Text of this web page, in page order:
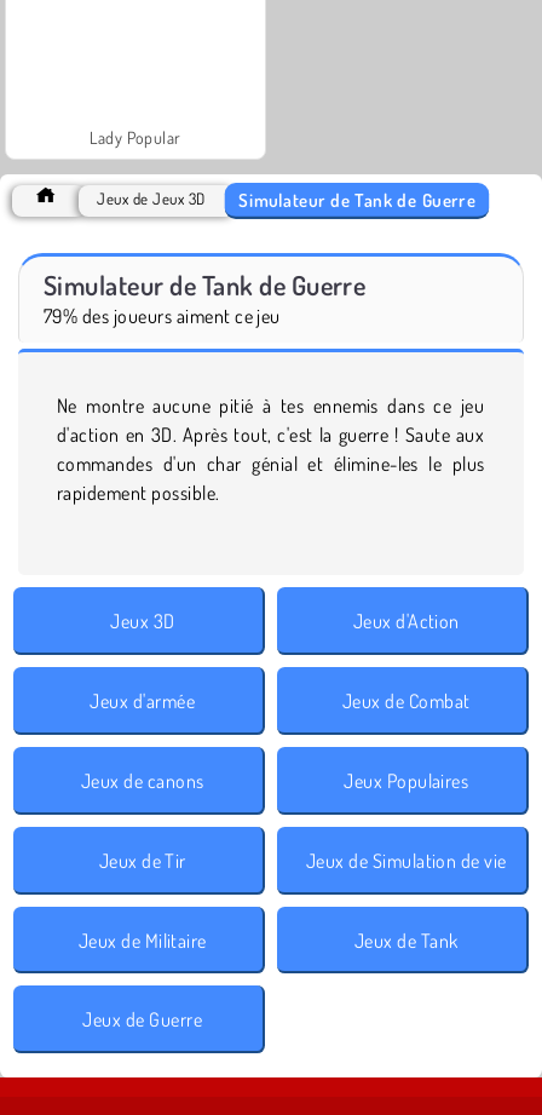
Lady Popular
Jeux de Jeux 3D Simulateur de Tank de Guerre
Simulateur de Tank de Guerre
79% des joueurs aiment ce jeu
Ne montre aucune pitié à tes ennemis dans ce jeu
d'action en 3D. Après tout, c'est la guerre ! Saute aux
commandes d'un char génial et élimine-les le plus
rapidement possible.
Jeux 3D Jeux d'Action
Jeux d'armée Jeux de Combat
Jeux de canons Jeux Populaires
Jeux de Tir Jeux de Simulation de vie
Jeux de Militaire Jeux de Tank
Jeux de Guerre